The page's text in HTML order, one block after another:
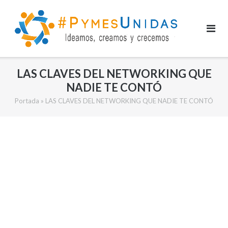
contenido
LAS CLAVES DEL NETWORKING QUE
NADIE TE CONTÓ
Portada » LAS CLAVES DEL NETWORKING QUE NADIE TE CONTÓ